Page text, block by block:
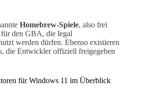
Homebrew-Spiele, also frei
den GBA, die legal
werden dürfen. Ebenso existieren
die Entwickler offiziell freigegeben
für Windows 11 im Überblick